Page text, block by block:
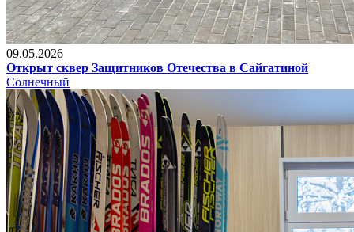
09.05.2026
Открыт сквер Защитников Отечества в Сайгатиной
Солнечный